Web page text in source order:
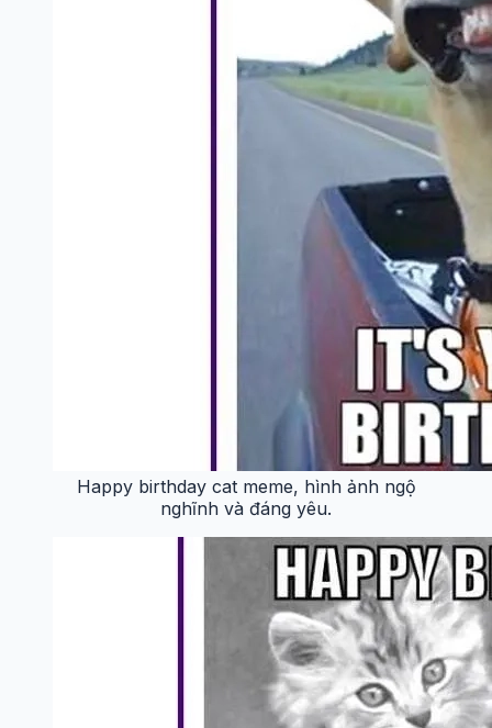
Happy birthday cat meme, hình ảnh ngộ
nghĩnh và đáng yêu.